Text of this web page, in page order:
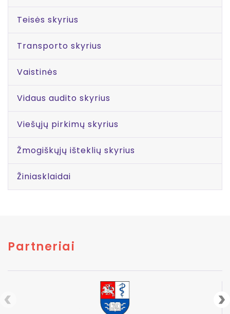
Teisės skyrius
Transporto skyrius
Vaistinės
Vidaus audito skyrius
Viešųjų pirkimų skyrius
Žmogiškųjų išteklių skyrius
Žiniasklaidai
Partneriai